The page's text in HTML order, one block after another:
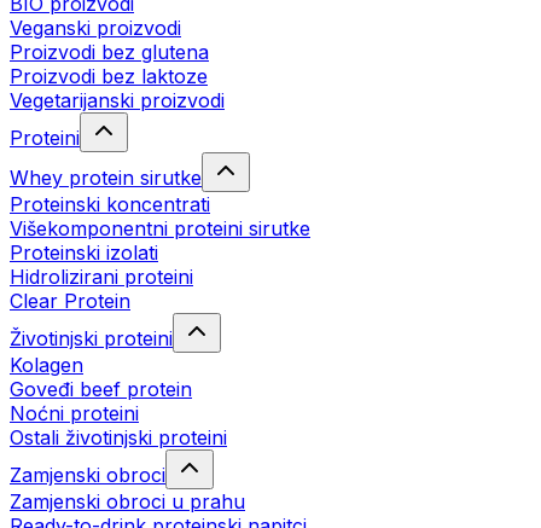
Veganski proizvodi
Proizvodi bez glutena
Proizvodi bez laktoze
Vegetarijanski proizvodi
Proteini
Whey protein sirutke
Proteinski koncentrati
Višekomponentni proteini sirutke
Proteinski izolati
Hidrolizirani proteini
Clear Protein
Životinjski proteini
Kolagen
Goveđi beef protein
Noćni proteini
Ostali životinjski proteini
Zamjenski obroci
Zamjenski obroci u prahu